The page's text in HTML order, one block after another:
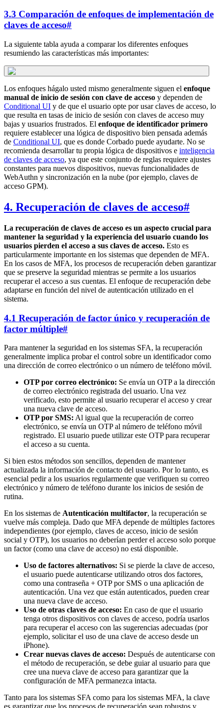
3.3 Comparación de enfoques de implementación de
claves de acceso#
La siguiente tabla ayuda a comparar los diferentes enfoques
resumiendo las características más importantes:
Los enfoques hágalo usted mismo generalmente siguen el enfoque
manual de inicio de sesión con clave de acceso y dependen de
Conditional UI y de que el usuario opte por usar claves de acceso, lo
que resulta en tasas de inicio de sesión con claves de acceso muy
bajas y usuarios frustrados. El enfoque de identificador primero
requiere establecer una lógica de dispositivo bien pensada además
de Conditional UI, que es donde Corbado puede ayudarte. No se
recomienda desarrollar tu propia lógica de dispositivos e inteligencia
de claves de acceso, ya que este conjunto de reglas requiere ajustes
constantes para nuevos dispositivos, nuevas funcionalidades de
WebAuthn y sincronización en la nube (por ejemplo, claves de
acceso GPM).
4. Recuperación de claves de acceso#
La recuperación de claves de acceso es un aspecto crucial para
mantener la seguridad y la experiencia del usuario cuando los
usuarios pierden el acceso a sus claves de acceso. Esto es
particularmente importante en los sistemas que dependen de MFA.
En los casos de MFA, los procesos de recuperación deben garantizar
que se preserve la seguridad mientras se permite a los usuarios
recuperar el acceso a sus cuentas. El enfoque de recuperación debe
adaptarse en función del nivel de autenticación utilizado en el
sistema.
4.1 Recuperación de factor único y recuperación de
factor múltiple#
Para mantener la seguridad en los sistemas SFA, la recuperación
generalmente implica probar el control sobre un identificador como
una dirección de correo electrónico o un número de teléfono móvil.
OTP por correo electrónico: Se envía un OTP a la dirección
de correo electrónico registrada del usuario. Una vez
verificado, esto permite al usuario recuperar el acceso y crear
una nueva clave de acceso.
OTP por SMS: Al igual que la recuperación de correo
electrónico, se envía un OTP al número de teléfono móvil
registrado. El usuario puede utilizar este OTP para recuperar
el acceso a su cuenta.
Si bien estos métodos son sencillos, dependen de mantener
actualizada la información de contacto del usuario. Por lo tanto, es
esencial pedir a los usuarios regularmente que verifiquen su correo
electrónico y número de teléfono durante los inicios de sesión de
rutina.
En los sistemas de Autenticación multifactor, la recuperación se
vuelve más compleja. Dado que MFA depende de múltiples factores
independientes (por ejemplo, claves de acceso, inicio de sesión
social y OTP), los usuarios no deberían perder el acceso solo porque
un factor (como una clave de acceso) no está disponible.
Uso de factores alternativos: Si se pierde la clave de acceso,
el usuario puede autenticarse utilizando otros dos factores,
como una contraseña + OTP por SMS o una aplicación de
autenticación. Una vez que están autenticados, pueden crear
una nueva clave de acceso.
Uso de otras claves de acceso: En caso de que el usuario
tenga otros dispositivos con claves de acceso, podría usarlos
para recuperar el acceso con las sugerencias adecuadas (por
ejemplo, solicitar el uso de una clave de acceso desde un
iPhone).
Crear nuevas claves de acceso: Después de autenticarse con
el método de recuperación, se debe guiar al usuario para que
cree una nueva clave de acceso para garantizar que la
configuración de MFA permanezca intacta.
Tanto para los sistemas SFA como para los sistemas MFA, la clave